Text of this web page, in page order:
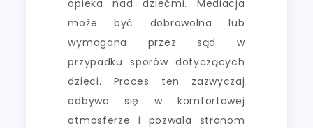
opieka nad dziećmi. Mediacja
może być dobrowolna lub
wymagana przez sąd w
przypadku sporów dotyczących
dzieci. Proces ten zazwyczaj
odbywa się w komfortowej
atmosferze i pozwala stronom